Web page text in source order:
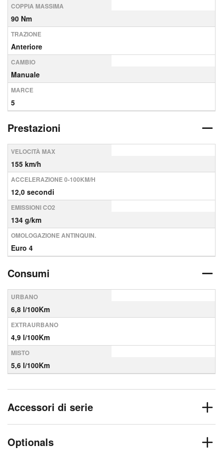
COPPIA MASSIMA
90 Nm
TRAZIONE
Anteriore
CAMBIO
Manuale
MARCE
5
Prestazioni
VELOCITÀ MAX
155 km/h
ACCELERAZIONE 0-100KM/H
12,0 secondi
EMISSIONI CO2
134 g/km
OMOLOGAZIONE ANTINQUIN.
Euro 4
Consumi
URBANO
6,8 l/100Km
EXTRAURBANO
4,9 l/100Km
MISTO
5,6 l/100Km
Accessori di serie
Optionals